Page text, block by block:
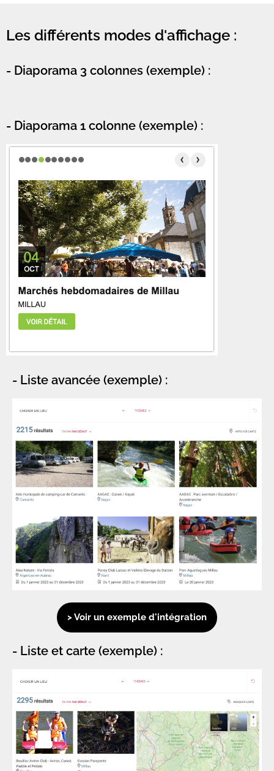
Les différents modes d'affichage :
- Diaporama 3 colonnes (exemple) :
- Diaporama 1 colonne (exemple) :
- Liste avancée (exemple) :
> Voir un exemple d'intégration
- Liste et carte (exemple) :